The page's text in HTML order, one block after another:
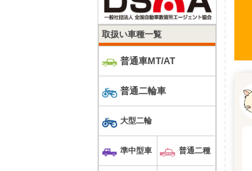
取扱い車種一覧
普通車MT/AT
普通二輪車
大型二輪
準中型車 普通二種